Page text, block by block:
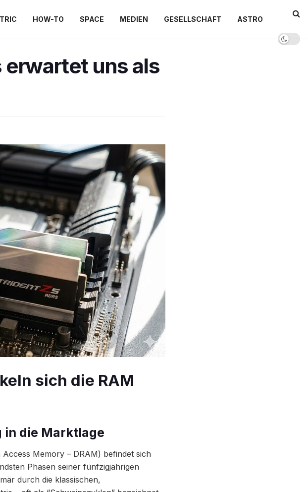
HOW-TO SPACE MEDIEN GESELLSCHAFT ASTRO
erwartet uns als
sich die RAM
in die Marktlage
Memory – DRAM) befindet sich
Phasen seiner fünfzigjährigen
durch die klassischen,